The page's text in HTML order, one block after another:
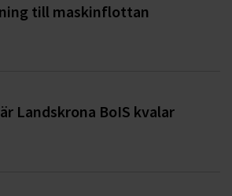
till maskinflottan
Landskrona BoIS kvalar